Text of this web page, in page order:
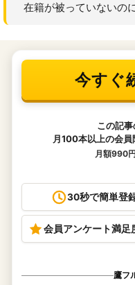
在籍が被っていないの